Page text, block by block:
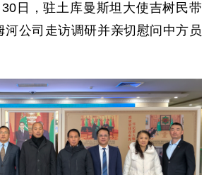
日，驻土库曼斯坦大使吉树民带
河公司走访调研并亲切慰问中方员